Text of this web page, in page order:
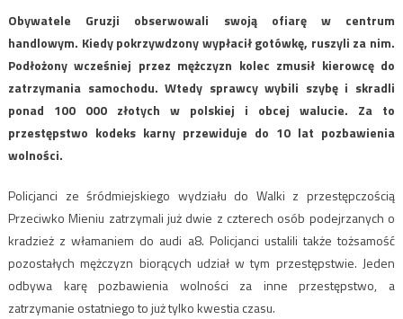
Obywatele Gruzji obserwowali swoją ofiarę w centrum
handlowym. Kiedy pokrzywdzony wypłacił gotówkę, ruszyli za nim.
Podłożony wcześniej przez mężczyzn kolec zmusił kierowcę do
zatrzymania samochodu. Wtedy sprawcy wybili szybę i skradli
ponad 100 000 złotych w polskiej i obcej walucie. Za to
przestępstwo kodeks karny przewiduje do 10 lat pozbawienia
wolności.
Policjanci ze śródmiejskiego wydziału do Walki z przestępczością
Przeciwko Mieniu zatrzymali już dwie z czterech osób podejrzanych o
kradzież z włamaniem do audi a8. Policjanci ustalili także tożsamość
pozostałych mężczyzn biorących udział w tym przestępstwie. Jeden
odbywa karę pozbawienia wolności za inne przestępstwo, a
zatrzymanie ostatniego to już tylko kwestia czasu.